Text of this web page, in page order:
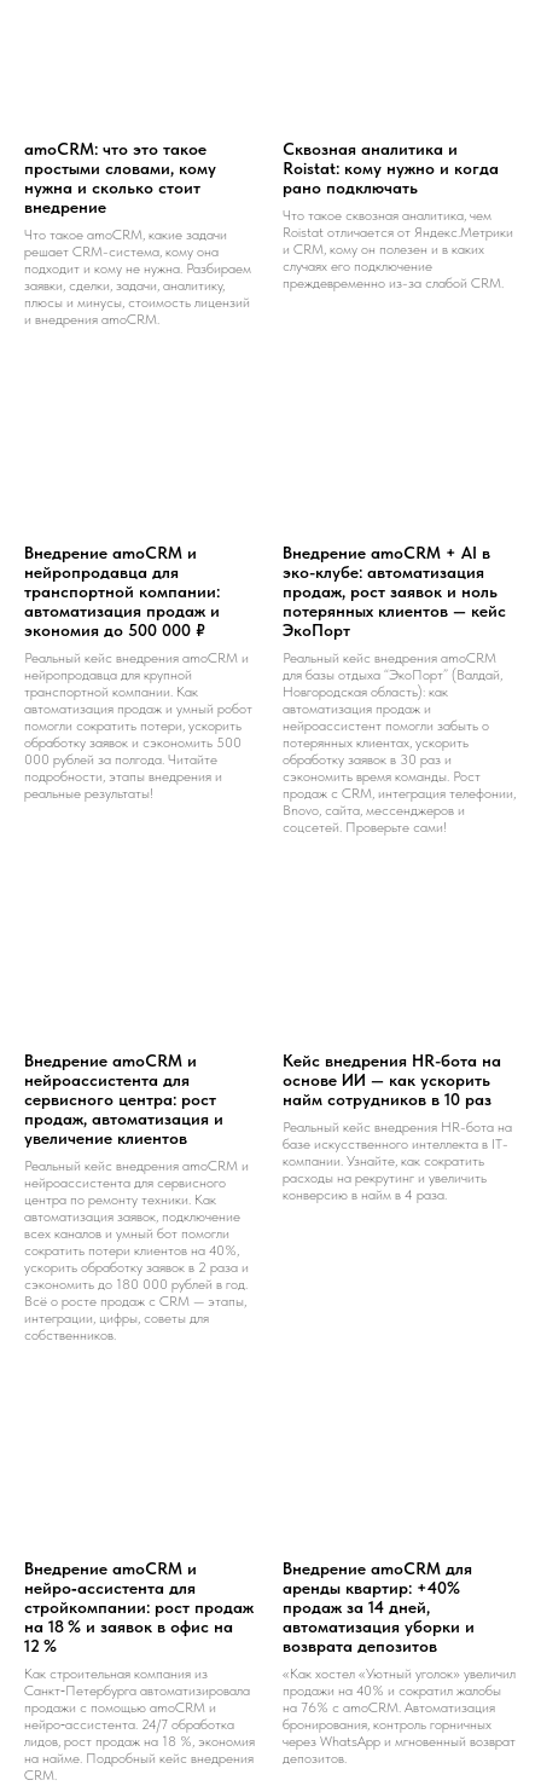
amoCRM: что это такое
простыми словами, кому
нужна и сколько стоит
внедрение
Что такое amoCRM, какие задачи
решает CRM-система, кому она
подходит и кому не нужна. Разбираем
заявки, сделки, задачи, аналитику,
плюсы и минусы, стоимость лицензий
и внедрения amoCRM.
Сквозная аналитика и
Roistat: кому нужно и когда
рано подключать
Что такое сквозная аналитика, чем
Roistat отличается от Яндекс.Метрики
и CRM, кому он полезен и в каких
случаях его подключение
преждевременно из-за слабой CRM.
Внедрение amoCRM и
нейропродавца для
транспортной компании:
автоматизация продаж и
экономия до 500 000 ₽
Реальный кейс внедрения amoCRM и
нейропродавца для крупной
транспортной компании. Как
автоматизация продаж и умный робот
помогли сократить потери, ускорить
обработку заявок и сэкономить 500
000 рублей за полгода. Читайте
подробности, этапы внедрения и
реальные результаты!
Внедрение amoCRM + AI в
эко-клубе: автоматизация
продаж, рост заявок и ноль
потерянных клиентов — кейс
ЭкоПорт
Реальный кейс внедрения amoCRM
для базы отдыха “ЭкоПорт” (Валдай,
Новгородская область): как
автоматизация продаж и
нейроассистент помогли забыть о
потерянных клиентах, ускорить
обработку заявок в 30 раз и
сэкономить время команды. Рост
продаж с CRM, интеграция телефонии,
Bnovo, сайта, мессенджеров и
соцсетей. Проверьте сами!
Внедрение amoCRM и
нейроассистента для
сервисного центра: рост
продаж, автоматизация и
увеличение клиентов
Реальный кейс внедрения amoCRM и
нейроассистента для сервисного
центра по ремонту техники. Как
автоматизация заявок, подключение
всех каналов и умный бот помогли
сократить потери клиентов на 40%,
ускорить обработку заявок в 2 раза и
сэкономить до 180 000 рублей в год.
Всё о росте продаж с CRM — этапы,
интеграции, цифры, советы для
собственников.
Кейс внедрения HR-бота на
основе ИИ — как ускорить
найм сотрудников в 10 раз
Реальный кейс внедрения HR-бота на
базе искусственного интеллекта в IT-
компании. Узнайте, как сократить
расходы на рекрутинг и увеличить
конверсию в найм в 4 раза.
Внедрение amoCRM и
нейро‑ассистента для
стройкомпании: рост продаж
на 18 % и заявок в офис на
12 %
Как строительная компания из
Санкт‑Петербурга автоматизировала
продажи с помощью amoCRM и
нейро‑ассистента. 24/7 обработка
лидов, рост продаж на 18 %, экономия
на найме. Подробный кейс внедрения
CRM.
Внедрение amoCRM для
аренды квартир: +40%
продаж за 14 дней,
автоматизация уборки и
возврата депозитов
«Как хостел «Уютный уголок» увеличил
продажи на 40% и сократил жалобы
на 76% с amoCRM. Автоматизация
бронирования, контроль горничных
через WhatsApp и мгновенный возврат
депозитов.